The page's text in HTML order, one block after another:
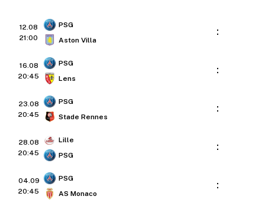
12.08
21:00
PSG
Aston Villa
:
16.08
20:45
PSG
Lens
:
23.08
20:45
PSG
Stade Rennes
:
28.08
20:45
Lille
PSG
:
04.09
20:45
PSG
AS Monaco
: